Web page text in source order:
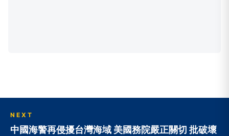
NEXT
中國海警再侵擾台灣海域 美國務院嚴正關切 批破壞